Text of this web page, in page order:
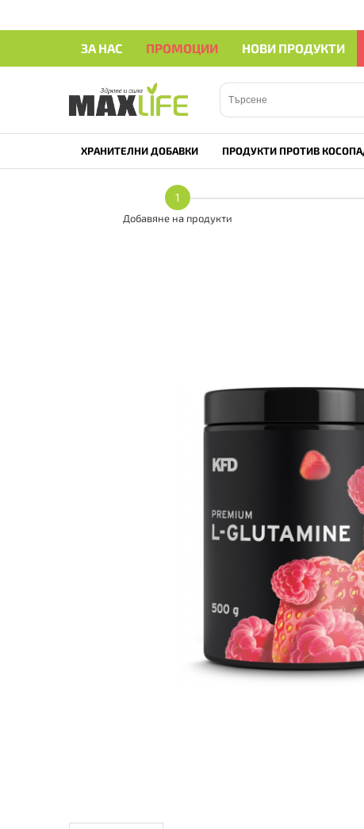
ЗА НАС ПРОМОЦИИ НОВИ ПРОДУКТИ
ХРАНИТЕЛНИ ДОБАВКИ ПРОДУКТИ ПРОТИВ
1
Добавяне на продукти